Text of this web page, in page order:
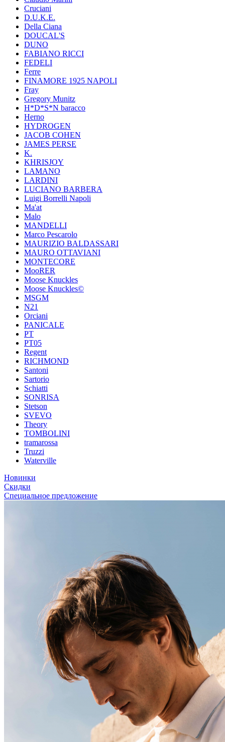
Cruciani
D.U.K.E.
Della Ciana
DOUCAL'S
DUNO
FABIANO RICCI
FEDELI
Ferre
FINAMORE 1925 NAPOLI
Fray
Gregory Munitz
H*D*S*N baracco
Herno
HYDROGEN
JACOB COHEN
JAMES PERSE
K.
KHRISJOY
LAMANO
LARDINI
LUCIANO BARBERA
Luigi Borrelli Napoli
Ma'at
Malo
MANDELLI
Marco Pescarolo
MAURIZIO BALDASSARI
MAURO OTTAVIANI
MONTECORE
MooRER
Moose Knuckles
Moose Knuckles©️
MSGM
N21
Orciani
PANICALE
PT
PT05
Regent
RICHMOND
Santoni
Sartorio
Schiatti
SONRISA
Stetson
SVEVO
Theory
TOMBOLINI
tramarossa
Truzzi
Waterville
Новинки
Скидки
Специальное предложение